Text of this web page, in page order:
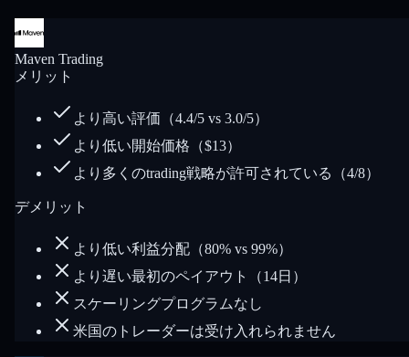
Maven Trading
メリット
より高い評価（4.4/5 vs 3.0/5）
より低い開始価格（$13）
より多くのtrading戦略が許可されている（4/8）
デメリット
より低い利益分配（80% vs 99%）
より遅い最初のペイアウト（14日）
スケーリングプログラムなし
米国のトレーダーは受け入れられません